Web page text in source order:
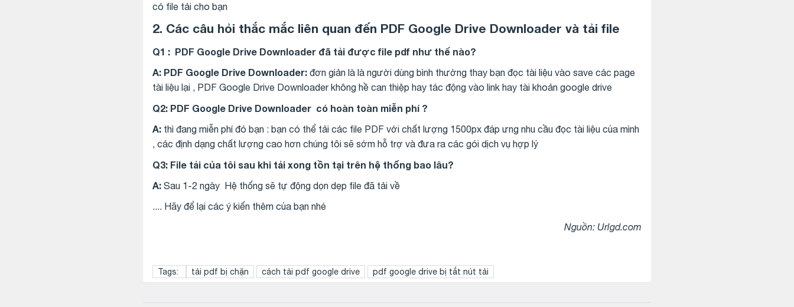
có file tải cho bạn
2. Các câu hỏi thắc mắc liên quan đến PDF Google Drive Downloader và tải file
Q1 : PDF Google Drive Downloader đã tải được file pdf như thế nào?
A: PDF Google Drive Downloader: đơn giản là là người dùng bình thường thay bạn đọc tài liệu vào save các page
tài liệu lại , PDF Google Drive Downloader không hề can thiệp hay tác động vào link hay tài khoản google drive
Q2: PDF Google Drive Downloader có hoàn toàn miễn phí ?
A: thì đang miễn phí đó bạn : bạn có thể tải các file PDF với chất lượng 1500px đáp ưng nhu cầu đọc tài liệu của mình
, các định dạng chất lượng cao hơn chúng tôi sẽ sớm hỗ trợ và đưa ra các gói dịch vụ hợp lý
Q3: File tải của tôi sau khi tải xong tồn tại trên hệ thống bao lâu?
A: Sau 1-2 ngày Hệ thống sẽ tự động dọn dẹp file đã tải về
.... Hãy để lại các ý kiến thêm của bạn nhé
Nguồn: Urlgd.com
Tags: tải pdf bị chặn cách tải pdf google drive pdf google drive bị tắt nút tải